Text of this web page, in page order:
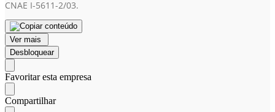
CNAE I-5611-2/03.
Ver mais
Desbloquear
Favoritar esta empresa
Compartilhar